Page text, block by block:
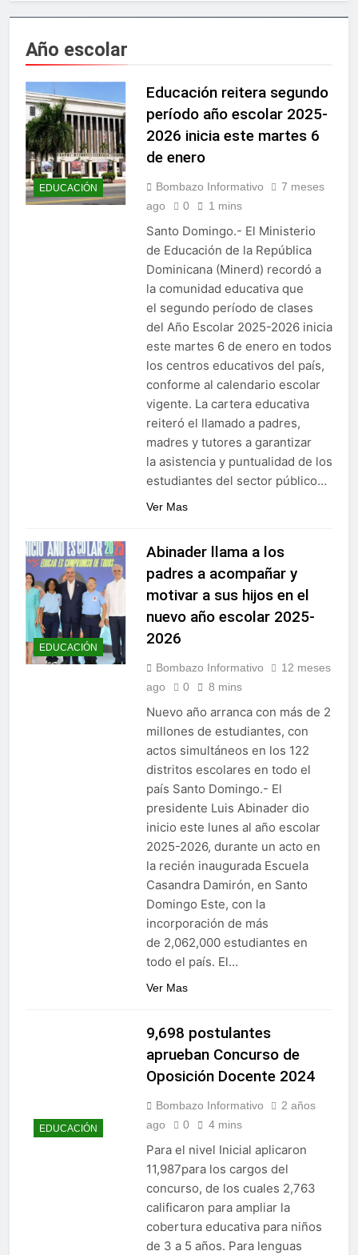
Irán condiciona reapertura
de Ormuz al fin de
con el programa
PRONAMEC
21 Horas Ago
Confirman prisión a
seis implicados en caso
SeNaSa
22 Horas Ago
Marileidy Paulino
metros planos
Sector de bancas deportivas
plantea posición sobre
proyecto de Ley General de
Juegos de Azar
2 Días Ago
Metro de SD amplía
horario por Juegos
Centroamericanos
4 Días Ago
Embajada dominicana en
Francia y Banreservas
lanzan convocatoria para
residencias artísticas en
París
Gobierno da continuidad al
proyecto Azua II – Pueblo
Viejo, fortaleciendo el
desarrollo agrícola de la
provincia
4 Días Ago
Año escolar
EDUCACIÓN
Educación reitera segundo
período año escolar 2025-
2026 inicia este martes 6
de enero
Bombazo Informativo
7 meses
ago
0 1 mins
Santo Domingo.- El Ministerio
de Educación de la República
Dominicana (Minerd) recordó a
la comunidad educativa que
el segundo período de clases
del Año Escolar 2025-2026 inicia
este martes 6 de enero en todos
los centros educativos del país,
conforme al calendario escolar
vigente. La cartera educativa
reiteró el llamado a padres,
madres y tutores a garantizar
la asistencia y puntualidad de los
estudiantes del sector público…
Ver Mas
EDUCACIÓN
Abinader llama a los
padres a acompañar y
motivar a sus hijos en el
nuevo año escolar 2025-
2026
Bombazo Informativo
12 meses
ago
0 8 mins
Nuevo año arranca con más de 2
millones de estudiantes, con
actos simultáneos en los 122
distritos escolares en todo el
país Santo Domingo.- El
presidente Luis Abinader dio
inicio este lunes al año escolar
2025-2026, durante un acto en
la recién inaugurada Escuela
Casandra Damirón, en Santo
Domingo Este, con la
incorporación de más
de 2,062,000 estudiantes en
todo el país. El…
Ver Mas
EDUCACIÓN
9,698 postulantes
aprueban Concurso de
Oposición Docente 2024
Bombazo Informativo
2 años
ago
0 4 mins
Para el nivel Inicial aplicaron
11,987para los cargos del
concurso, de los cuales 2,763
calificaron para ampliar la
cobertura educativa para niños
de 3 a 5 años. Para lenguas